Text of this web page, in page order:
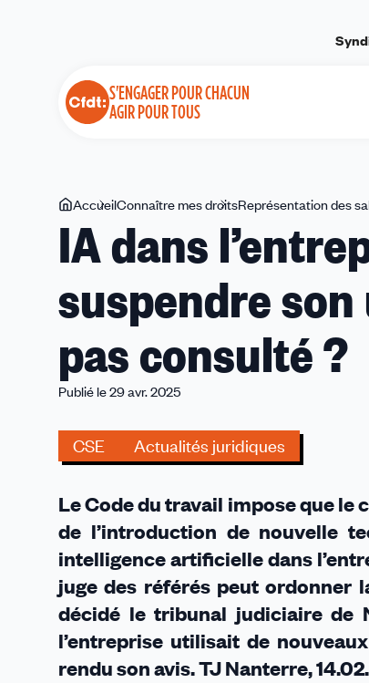
S'ENGAGER POUR CHACUN
AGIR POUR TOUS
Vous
êtes
AccueilConnaître mes droitsReprésentation des
IA dans
suspendre son
pas consulté ?
Publié le 29 avr. 2025
CSE Actualités juridiques
Le Code du travail impose que
de l’introduction de nouvelle
intelligence artificielle dans
juge des référés peut ordonner
décidé le tribunal judiciaire de
l’entreprise utilisait de
rendu son avis. TJ Nanterre,